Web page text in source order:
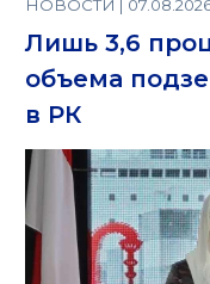
НОВОСТИ |
Лишь 3,6
объема
в РК